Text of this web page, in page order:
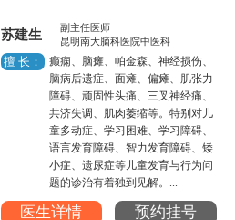
苏建生
副主任医师
昆明南大脑科医院中医科
擅 长：
癫痫、脑瘫、帕金森、神经损伤、
脑病后遗症、面瘫、偏瘫、肌张力
障碍、顽固性头痛、三叉神经痛、
共济失调、肌肉萎缩等。特别对儿
童多动症、学习困难、学习障碍、
语言发育障碍、智力发育障碍、矮
小症、遗尿症等儿童发育与行为问
题的诊治有着独到见解。...
医生详情 预约挂号